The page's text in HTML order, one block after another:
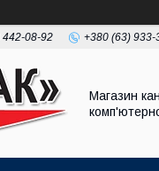
442-08-92 +380 (63) 933-
Магазин